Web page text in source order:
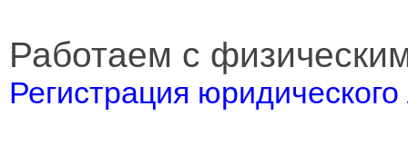
Работаем с
Регистрация